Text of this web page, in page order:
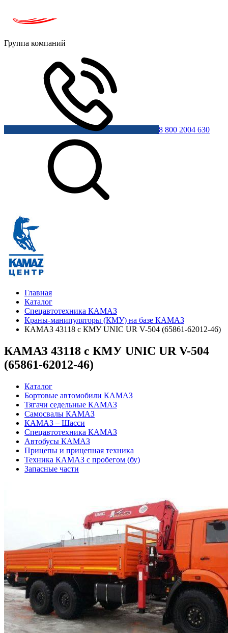
Группа компаний
8 800 2004 630
Главная
Каталог
Спецавтотехника КАМАЗ
Краны-манипуляторы (КМУ) на базе КАМАЗ
КАМАЗ 43118 с КМУ UNIC UR V-504 (65861-62012-46)
КАМАЗ 43118 с КМУ UNIC UR V-504
(65861-62012-46)
Каталог
Бортовые автомобили КАМАЗ
Тягачи седельные КАМАЗ
Самосвалы КАМАЗ
КАМАЗ – Шасси
Спецавтотехника КАМАЗ
Автобусы КАМАЗ
Прицепы и прицепная техника
Техника КАМАЗ с пробегом (бу)
Запасные части